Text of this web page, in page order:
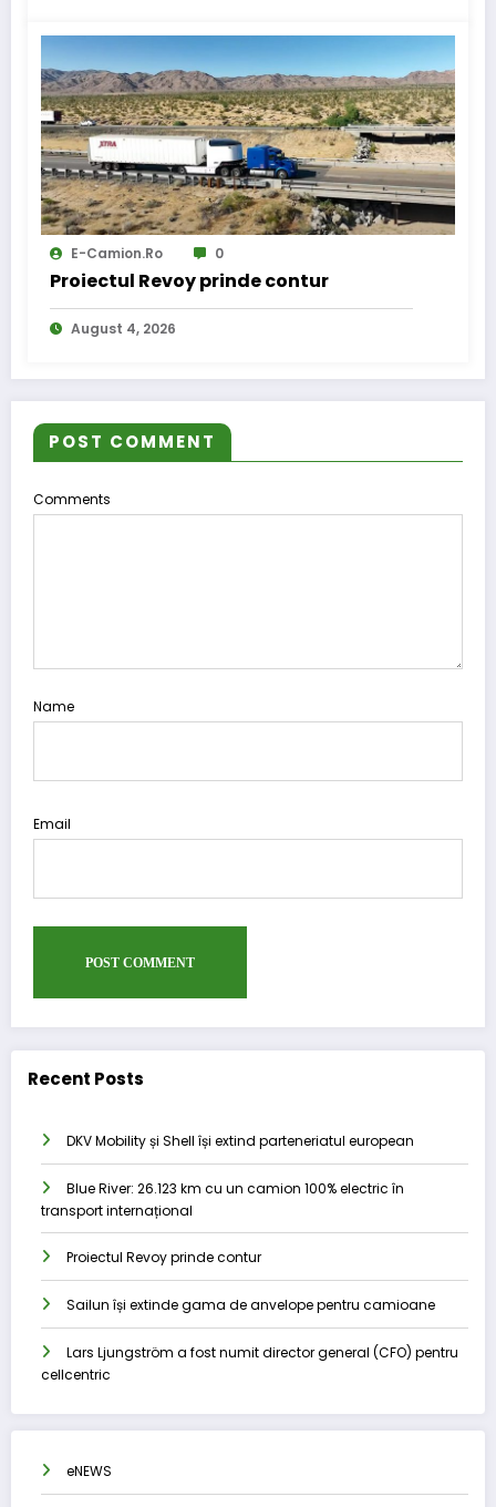
E-Camion.ro 0
Proiectul Revoy prinde contur
August 4, 2026
POST COMMENT
Comments
Name
Email
Recent Posts
DKV Mobility și Shell își extind parteneriatul european
Blue River: 26.123 km cu un camion 100% electric în
transport internațional
Proiectul Revoy prinde contur
Sailun își extinde gama de anvelope pentru camioane
Lars Ljungström a fost numit director general (CFO) pentru
cellcentric
eNEWS